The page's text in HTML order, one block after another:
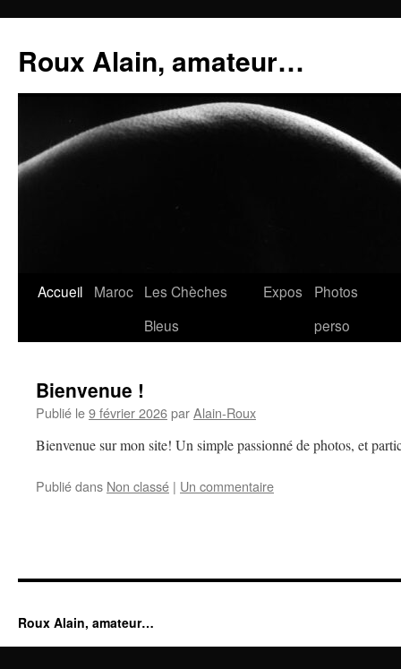
contenu
Roux Alain, amateur…
Accueil Maroc Les Chèches
Bleus
Expos
Photos
perso
Bienvenue !
Publié le9 février 2026parAlain-Roux
Bienvenue sur mon site! Un simple passionné de photos, et
Publié dans Non classé | Un commentaire
Roux Alain, amateur…